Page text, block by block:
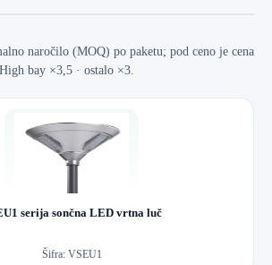
naročilo (MOQ) po paketu; pod ceno je cena
bay ×3,5 · ostalo ×3.
serija sončna LED vrtna luč
Šifra: VSEU1